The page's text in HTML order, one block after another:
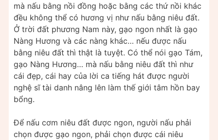
mà nấu bằng nồi đồng hoặc bằng các thứ nồi khác
đều không thể có hương vị như nấu bằng niêu đất.
Ở trời đất phương Nam này, gạo ngon nhất là gạo
Nàng Hương và các nàng khác… nếu được nấu
bằng niêu đất thì thật là tuyệt. Có thể nói gạo Tám,
gạo Nàng Hương… mà nấu bằng niêu đất thì như
cái đẹp, cái hay của lời ca tiếng hát được người
nghệ sĩ tài danh nâng lên làm thế giới tâm hồn bay
bổng.
Để nấu cơm niêu đất được ngon, người nấu phải
chọn được gạo ngon, phải chọn được cái niêu